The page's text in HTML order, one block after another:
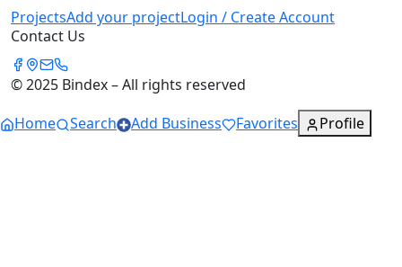
ProjectsAdd your projectLogin / Create Account
Contact Us
© 2025 Bindex – All rights reserved
Home
Search Add Business Favorites Profile